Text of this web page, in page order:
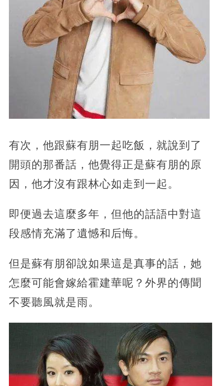
有次，他跟蘇有朋一起吃飯，就說到了
開頭的那番話，他覺得正是蘇有朋的原
因，他才沒有跟林心如走到一起。
即便過去這麼多年，但他的話語中對這
段感情充滿了遺憾和后悔。
但是蘇有朋卻說如果這是真事的話，她
怎麼可能會嫁給霍建華呢？外界的傳聞
不要聽風就是雨。